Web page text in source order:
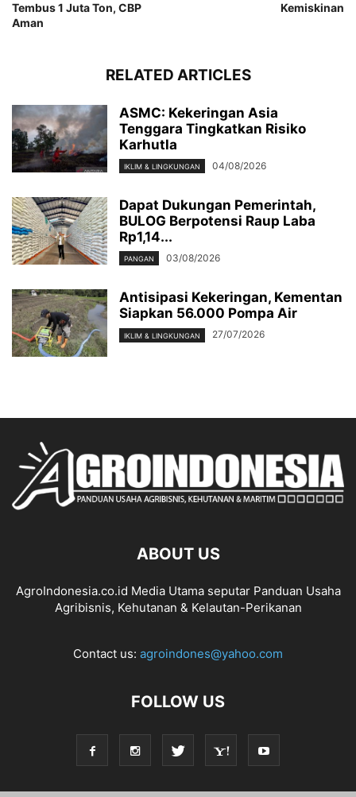
Tembus 1 Juta Ton, CBP
Aman
Kemiskinan
RELATED ARTICLES
ASMC: Kekeringan Asia
Tenggara Tingkatkan Risiko
Karhutla
IKLIM & LINGKUNGAN 04/08/2026
Dapat Dukungan Pemerintah,
BULOG Berpotensi Raup Laba
Rp1,14...
PANGAN 03/08/2026
Antisipasi Kekeringan, Kementan
Siapkan 56.000 Pompa Air
IKLIM & LINGKUNGAN 27/07/2026
ABOUT US
AgroIndonesia.co.id Media Utama seputar Panduan Usaha
Agribisnis, Kehutanan & Kelautan-Perikanan
Contact us: agroindones@yahoo.com
FOLLOW US